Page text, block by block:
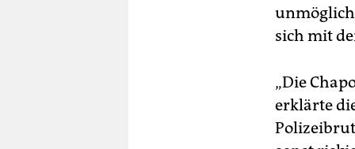
unmöglich
sich mit
„Die
erklärte